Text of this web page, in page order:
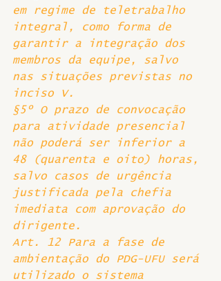
em regime de teletrabalho
integral, como forma de
garantir a integração dos
membros da equipe, salvo
nas situações previstas no
inciso V.
§5º O prazo de convocação
para atividade presencial
não poderá ser inferior a
48 (quarenta e oito) horas,
salvo casos de urgência
justificada pela chefia
imediata com aprovação do
dirigente.
Art. 12 Para a fase de
ambientação do PDG-UFU será
utilizado o sistema